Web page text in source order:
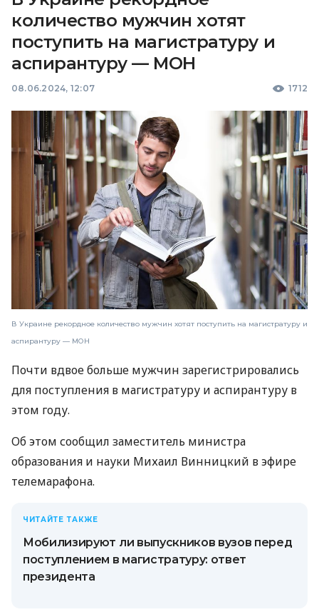
количество мужчин хотят
поступить на магистратуру и
аспирантуру — МОН
08.06.2024, 12:07 1712
В Украине рекордное количество мужчин хотят поступить на магистратуру и
аспирантуру — МОН
Почти вдвое больше мужчин зарегистрировались
для поступления в магистратуру и аспирантуру в
этом году.
Об этом сообщил заместитель министра
образования и науки Михаил Винницкий в эфире
телемарафона.
ЧИТАЙТЕ ТАКЖЕ
Мобилизируют ли выпускников вузов перед
поступлением в магистратуру: ответ
президента